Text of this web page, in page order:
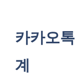
카카오
계